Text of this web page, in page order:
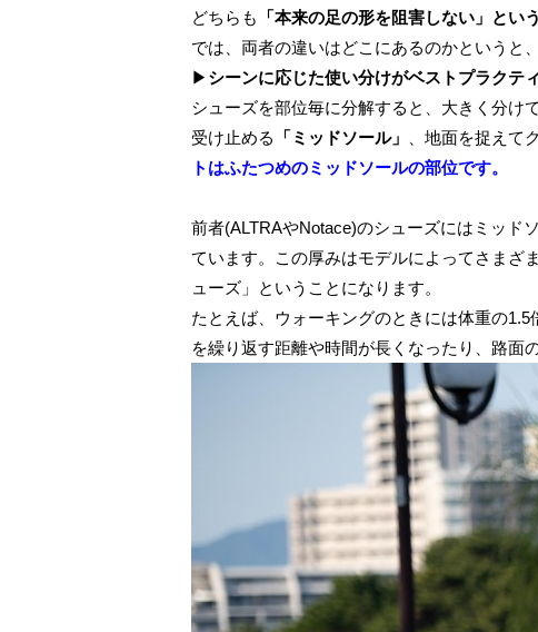
どちらも
「本来の足の形を阻害しない」とい
では、両者の違いはどこにあるのかというと
▶ シーンに応じた使い分けがベストプラクテ
シューズを部位毎に分解すると、大きく分け
受け止める
「 ミッドソール」 、地面を捉えて
トはふたつめのミッドソールの部位です。
前者(ALTRAやNotace)のシューズにはミッド
ています。この厚みはモデルによってさまざ
ューズ」ということになります。
たとえば、ウォーキングのときには体重の
を繰り返す距離や時間が長くなったり、路面